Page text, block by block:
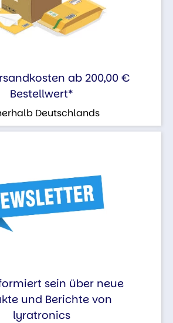
ab 200,00 €
Bestellwert*
Deutschlands
sein über neue
und Berichte von
lyratronics